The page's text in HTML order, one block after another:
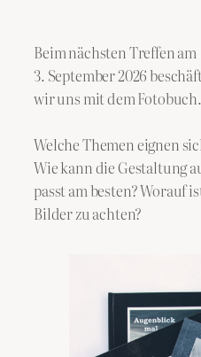
Beim nächsten Treffen am
3. September 2026
wir uns mit dem Fotobuch.
Welche Themen eignen
Wie kann die Gestaltung
passt am besten? Worauf
Bilder zu achten?